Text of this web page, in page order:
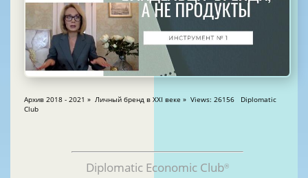
Архив 2018 - 2021 » Личный бренд в XXI веке » Views: 26156 Diplomatic
Club
Diplomatic Economic Club®